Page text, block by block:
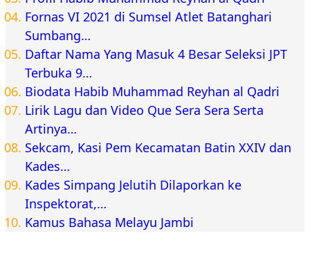
Fornas VI 2021 di Sumsel Atlet Batanghari
Sumbang…
Daftar Nama Yang Masuk 4 Besar Seleksi JPT
Terbuka 9…
Biodata Habib Muhammad Reyhan al Qadri
Lirik Lagu dan Video Que Sera Sera Serta
Artinya…
Sekcam, Kasi Pem Kecamatan Batin XXIV dan
Kades…
Kades Simpang Jelutih Dilaporkan ke
Inspektorat,…
Kamus Bahasa Melayu Jambi